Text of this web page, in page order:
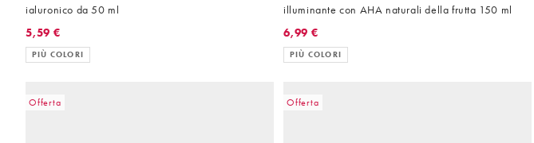
ialuronico da 50 ml
5,59 €
PIÙ COLORI
illuminante con AHA naturali della frutta 150 ml
6,99 €
PIÙ COLORI
Offerta Offerta